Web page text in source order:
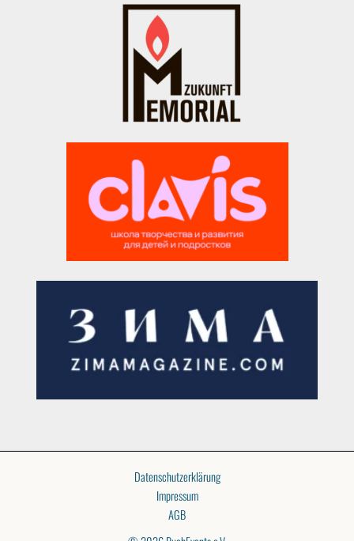
Datenschutzerklärung
Impressum
AGB